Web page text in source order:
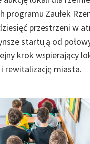
programu Zaułek
przestrzeni w
startują od
krok wspierający
rewitalizację miasta.